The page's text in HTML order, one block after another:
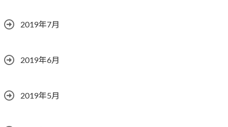
2019年7月
2019年6月
2019年5月